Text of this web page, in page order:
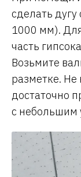
сделать
1000 мм).
часть
Возьмите
разметке.
достаточно
с небольшим